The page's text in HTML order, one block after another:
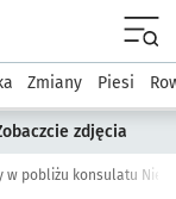
Komunikacja
Zmiany Piesi
zdjęcia
w pobliżu konsulatu